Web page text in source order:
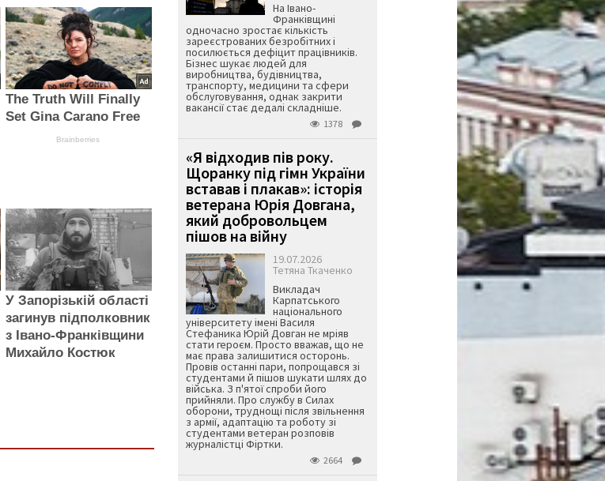
The Truth Will Finally
Set Gina Carano Free
Brainberries
У Запорізькій області
загинув підполковник
з Івано-Франківщини
Михайло Костюк
На Івано-
Франківщині
одночасно зростає кількість
зареєстрованих безробітних і
посилюється дефіцит працівників.
Бізнес шукає людей для
виробництва, будівництва,
транспорту, медицини та сфери
обслуговування, однак закрити
вакансії стає дедалі складніше.
1378
«Я відходив пів року.
Щоранку під гімн України
вставав і плакав»: історія
ветерана Юрія Довгана,
який добровольцем
пішов на війну
19.07.2026
Тетяна Ткаченко
Викладач
Карпатського
національного
університету імені Василя
Стефаника Юрій Довган не мріяв
стати героєм. Просто вважав, що не
має права залишитися осторонь.
Провів останні пари, попрощався зі
студентами й пішов шукати шлях до
війська. З п'ятої спроби його
прийняли. Про службу в Силах
оборони, труднощі після звільнення
з армії, адаптацію та роботу зі
студентами ветеран розповів
журналістці Фіртки.
2664